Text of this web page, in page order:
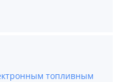
топливным